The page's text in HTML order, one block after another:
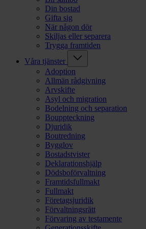
Din bostad
Gifta sig
När någon dör
Skiljas eller separera
Trygga framtiden
Våra tjänster
Adoption
Allmän rådgivning
Arvskifte
Asyl och migration
Bodelning och separation
Bouppteckning
Djuridik
Boutredning
Bygglov
Bostadstvister
Deklarationshjälp
Dödsboförvaltning
Framtidsfullmakt
Fullmakt
Företagsjuridik
Förvaltningsrätt
Förvaring av testamente